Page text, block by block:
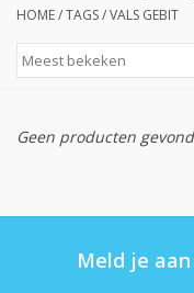
Beloningsdozen
Nieuw
Prijs
HOME/TAGS/VALS GEBIT
Geen producten
Meld je